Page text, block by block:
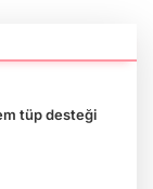
tüp desteği